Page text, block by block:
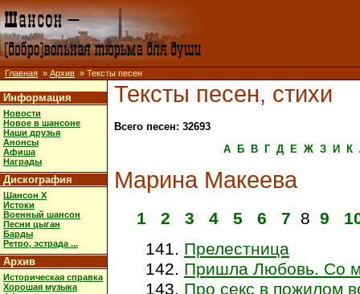
Главная » Архив » Тексты песен
Информация
Новости
Новое в шансоне
Наши друзья
Анонсы
Афиша
Награды
Дискография
Шансон X
Истоки
Военный шансон
Песни цыган
Барды
Ретро, эстрада ...
Архив
Историческая справка
Хорошая музыка
Тексты песен, стихи
Всего песен: 32693
А
Б В Г Д Е Ж З И К
Марина Макеева
1 2 3 4 5 6 7 8 9
Прелестница
Пришла Любовь. Со
Про секс в пожилом